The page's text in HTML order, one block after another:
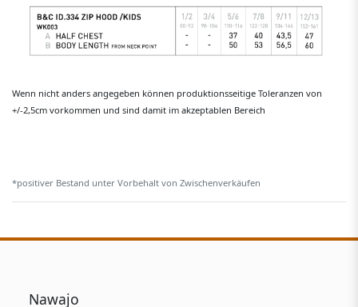
Wenn nicht anders angegeben können produktionsseitige Toleranzen von
+/-2,5cm vorkommen und sind damit im akzeptablen Bereich
*positiver Bestand unter Vorbehalt von Zwischenverkäufen
Nawajo